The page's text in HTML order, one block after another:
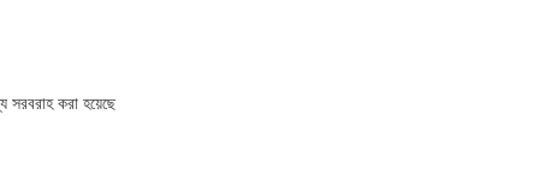
সরবরাহ করা হয়েছে